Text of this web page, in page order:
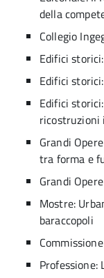
della
Collegio
Edifici
Edifici
Edifici
ricostruzioni
Grandi
tra forma e
Grandi
Mostre:
baraccopoli
Professione: